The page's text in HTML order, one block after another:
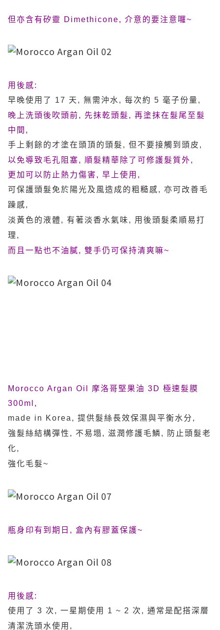
但亦含有矽靈 Dimethicone, 介意的要注意囉~
用後感:
早晚使用了 17 天, 無需沖水, 每次約 5 毫子份量,
晚上洗頭後吹頭前, 先抹乾頭髮, 再塗抹在髮尾至髮
中間,
手上剩餘的才塗在頭頂的頭髮, 但不要接觸到頭皮,
以免導致毛孔阻塞, 順髮精華 除了可修護髮質外,
更加可以防止熱力傷害, 早上使用,
可保護頭髮免於陽光及風造成的粗糙感, 亦可改善毛
躁感,
淡黃色的液體, 有著淡香水氣味, 用後頭髮柔順易打
理,
而且一點也不油膩, 雙手仍可保持清爽 嘛~
Morocco Argan Oil 摩洛哥堅果油 3D 極速髮膜
300ml,
made in Korea, 提供髮絲長效保濕與平衡水分,
強髮絲結構彈性, 不易塌, 滋潤修護毛鱗, 防止頭髮老
化,
強化毛髮~
瓶身印有到期日, 盒內有膠蓋保護~
用後感:
使用了 3 次, 一星期使用 1 ~ 2 次, 通常是配搭深層
清潔洗頭水使用,